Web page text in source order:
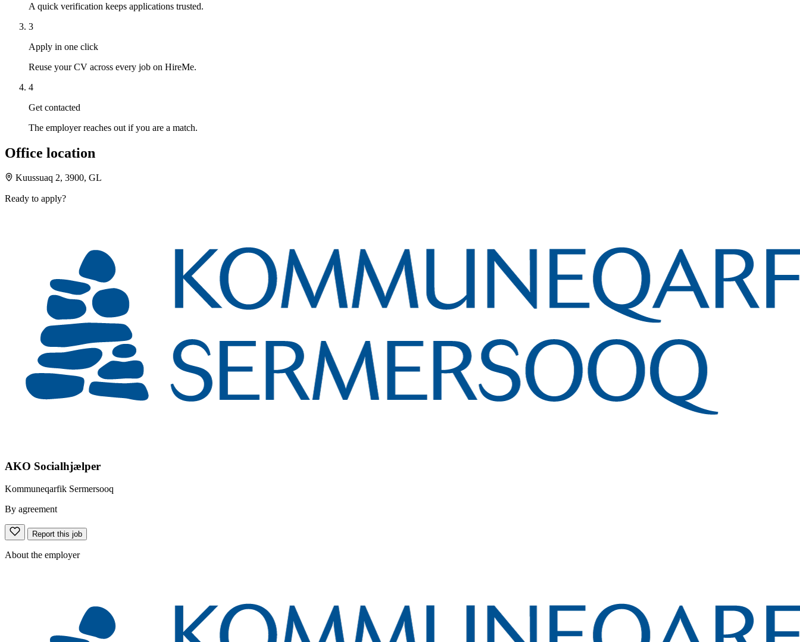
A quick verification keeps applications trusted.
3
Apply in one click
Reuse your CV across every job on HireMe.
4
Get contacted
The employer reaches out if you are a match.
Office location
Kuussuaq 2, 3900, GL
Ready to apply?
AKO Socialhjælper
Kommuneqarfik Sermersooq
By agreement
Report this job
About the employer